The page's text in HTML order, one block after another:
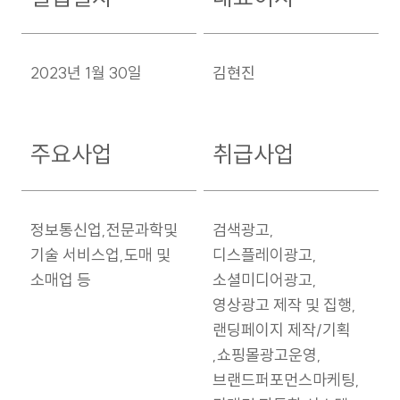
디지털 광고 전문 기업입니다.
ZENSI는 네이버, 유튜브, 구글을 포함한 주요 디지털
배너)부터 랜딩페이지 제작, 실시간 리포트까지성과 기반의
마케팅을 원스톱으로 제공합니다.
앞으로도 ZENSI는
기술과 크리에이티브가 융합된 마케팅으로 더 많은 브랜드의
가치를 '성과'로 전환하는 기업이 되겠습니다.
2023년 1월 30일 김현진
주요사업
정보통신업,전문과학및
기술 서비스업,도매 및
소매업 등
취급사업
검색광고,
디스플레이광고,
소셜미디어광고,
영상광고 제작 및 집행,
랜딩페이지 제작/기획
,쇼핑몰광고운영,
브랜드퍼포먼스마케팅,